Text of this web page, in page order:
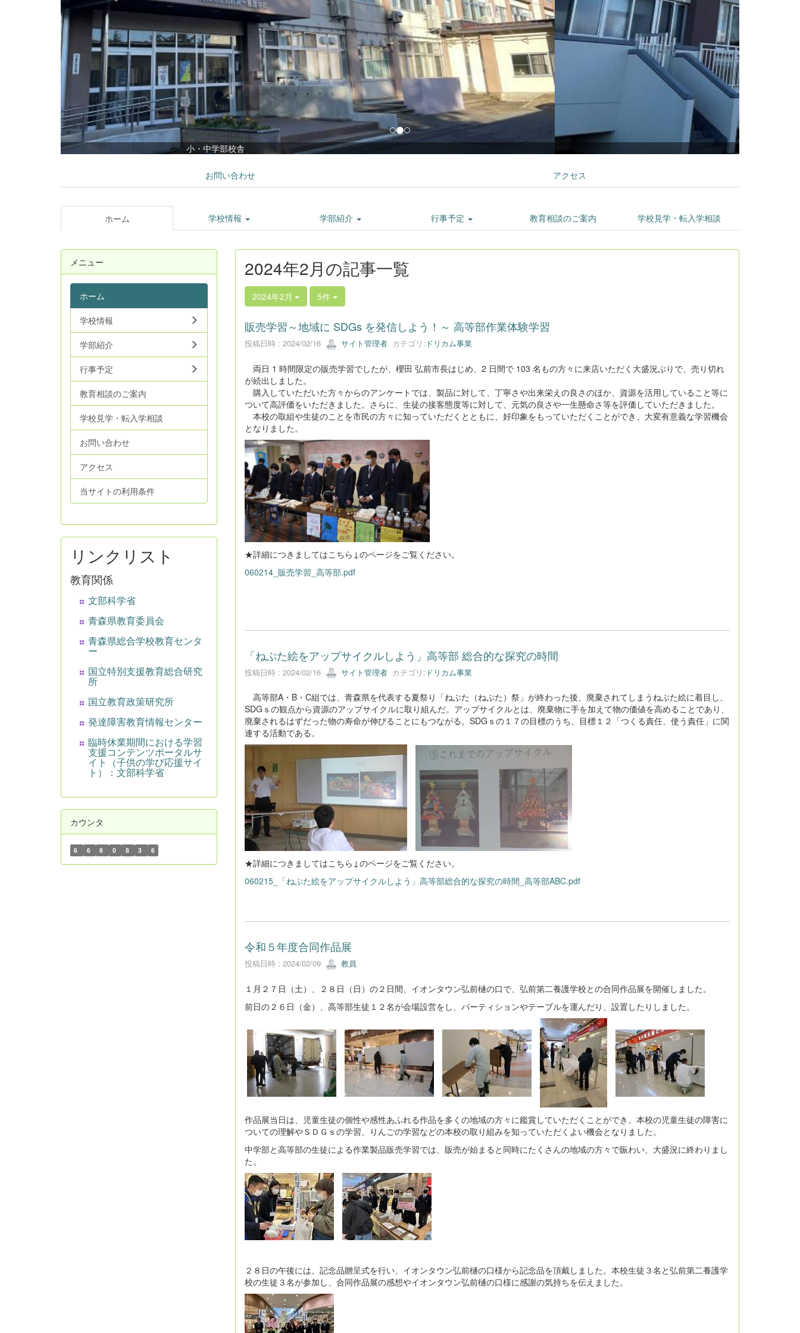
お問い合わせ アクセス
ホーム 学校情報 学部紹介 行事予定 教育相談のご案内 学校見学・転入学相談
2024年2月の記事一覧
2024年2月 5件
販売学習～地域に SDGs を発信しよう！～ 高等部作業体験学習
投稿日時 : 2024/02/16 サイト管理者カテゴリ: ドリカム事業
両日 1 時間限定の販売学習でしたが、櫻田 弘前市長はじめ、2 日間で 103 名もの方々に来店いただく大盛況ぶりで、売り切れ
が続出しました。
購入していただいた方々からのアンケートでは、製品に対して、丁寧さや出来栄えの良さのほか、資源を活用していること等に
ついて高評価をいただきました。さらに、生徒の接客態度等に対して、元気の良さや一生懸命さ等を評価していただきました。
本校の取組や生徒のことを市民の方々に知っていただくとともに、好印象をもっていただくことができ、大変有意義な学習機会
となりました。
★詳細につきましてはこちら↓のページをご覧ください。
060214_販売学習_高等部.pdf
「ねぶた絵をアップサイクルしよう」高等部 総合的な探究の時間
投稿日時 : 2024/02/16 サイト管理者カテゴリ: ドリカム事業
高等部A・B・C組では、青森県を代表する夏祭り「ねぶた（ねぷた）祭」が終わった後、廃棄されてしまうねぶた絵に着目し、
SDGｓの観点から資源のアップサイクルに取り組んだ。アップサイクルとは、廃棄物に手を加えて物の価値を高めることであり、
廃棄されるはずだった物の寿命が伸びることにもつながる。SDGｓの１７の目標のうち、目標１２「つくる責任、使う責任」に関
連する活動である。
★詳細につきましてはこちら↓のページをご覧ください。
060215_「ねぶた絵をアップサイクルしよう」高等部総合的な探究の時間_高等部ABC.pdf
令和５年度合同作品展
投稿日時 : 2024/02/09 教員
１月２７日（土）、２８日（日）の２日間、イオンタウン弘前樋の口で、弘前第二養護学校との合同作品展を開催しました。
前日の２６日（金）、高等部生徒１２名が会場設営をし、パーティションやテーブルを運んだり、設置したりしました。
作品展当日は、児童生徒の個性や感性あふれる作品を多くの地域の方々に鑑賞していただくことができ、本校の児童生徒の障害に
ついての理解やＳＤＧｓの学習、りんごの学習などの本校の取り組みを知っていただくよい機会となりました。
中学部と高等部の生徒による作業製品販売学習では、販売が始まると同時にたくさんの地域の方々で賑わい、大盛況に終わりまし
た。
２８日の午後には、記念品贈呈式を行い、イオンタウン弘前樋の口様から記念品を頂戴しました。本校生徒３名と弘前第二養護学
校の生徒３名が参加し、合同作品展の感想やイオンタウン弘前樋の口様に感謝の気持ちを伝えました。
メニュー
ホーム
学校情報
学部紹介
行事予定
教育相談のご案内
学校見学・転入学相談
お問い合わせ
アクセス
当サイトの利用条件
リンクリスト
教育関係
文部科学省
青森県教育委員会
青森県総合学校教育センタ
ー
国立特別支援教育総合研究
所
国立教育政策研究所
発達障害教育情報センター
臨時休業期間における学習
支援コンテンツポータルサ
イト（子供の学び応援サイ
ト）：文部科学省
カウンタ
6 6 8 0 8 3 6